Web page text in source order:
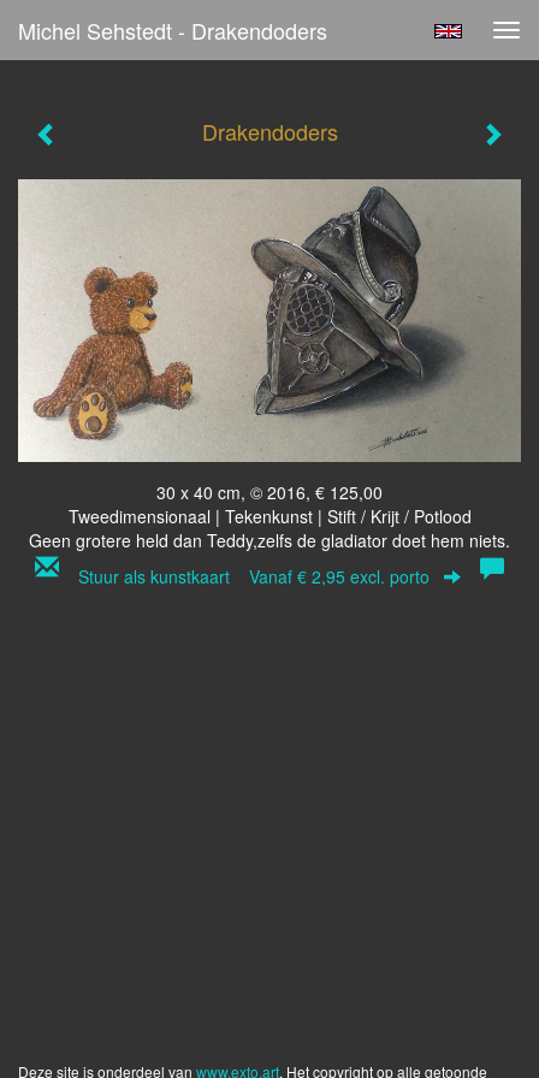
Michel Sehstedt - Drakendoders
Drakendoders
30 x 40 cm, © 2016, € 125,00
Tweedimensionaal | Tekenkunst | Stift / Krijt / Potlood
Geen grotere held dan Teddy,zelfs de gladiator doet hem niets.
Stuur als kunstkaart Vanaf € 2,95 excl. porto
Deze site is onderdeel van www.exto.art. Het copyright op alle getoonde